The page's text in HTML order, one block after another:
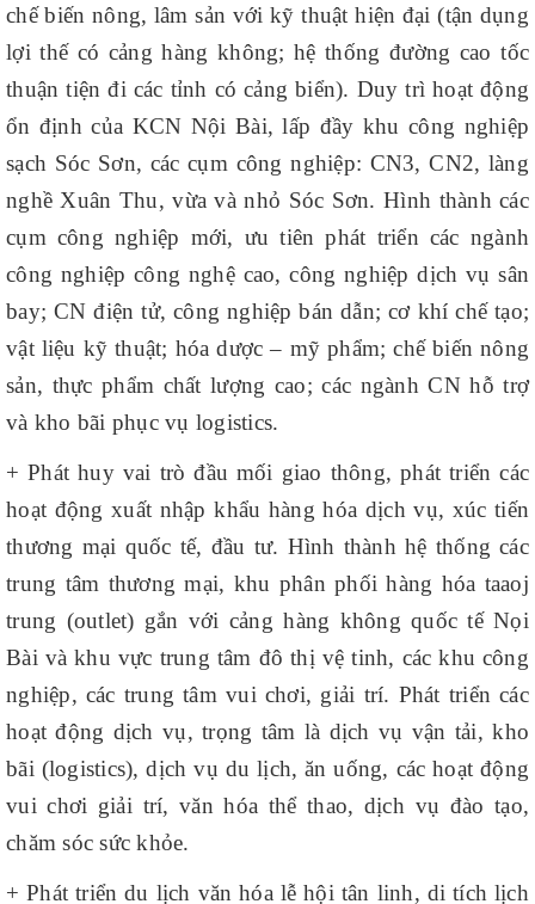
chế biến nông, lâm sản với kỹ thuật hiện đại (tận dụng
lợi thế có cảng hàng không; hệ thống đường cao tốc
thuận tiện đi các tỉnh có cảng biển). Duy trì hoạt động
ổn định của KCN Nội Bài, lấp đầy khu công nghiệp
sạch Sóc Sơn, các cụm công nghiệp: CN3, CN2, làng
nghề Xuân Thu, vừa và nhỏ Sóc Sơn. Hình thành các
cụm công nghiệp mới, ưu tiên phát triển các ngành
công nghiệp công nghệ cao, công nghiệp dịch vụ sân
bay; CN điện tử, công nghiệp bán dẫn; cơ khí chế tạo;
vật liệu kỹ thuật; hóa dược – mỹ phẩm; chế biến nông
sản, thực phẩm chất lượng cao; các ngành CN hỗ trợ
và kho bãi phục vụ logistics.
+ Phát huy vai trò đầu mối giao thông, phát triển các
hoạt động xuất nhập khẩu hàng hóa dịch vụ, xúc tiến
thương mại quốc tế, đầu tư. Hình thành hệ thống các
trung tâm thương mại, khu phân phối hàng hóa taaoj
trung (outlet) gắn với cảng hàng không quốc tế Nọi
Bài và khu vực trung tâm đô thị vệ tinh, các khu công
nghiệp, các trung tâm vui chơi, giải trí. Phát triển các
hoạt động dịch vụ, trọng tâm là dịch vụ vận tải, kho
bãi (logistics), dịch vụ du lịch, ăn uống, các hoạt động
vui chơi giải trí, văn hóa thể thao, dịch vụ đào tạo,
chăm sóc sức khỏe.
+ Phát triển du lịch văn hóa lễ hội tân linh, di tích lịch